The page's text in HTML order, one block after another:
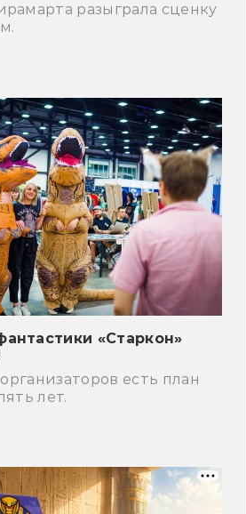
разыграла сценку
«Старкон»
есть план
лет.